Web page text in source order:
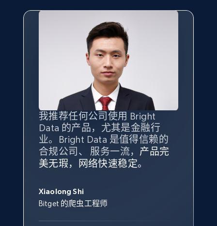
X (formerly Twitter) - Posts - Collecting
Twitter posts URLs
ID, User posted, Name, Description, Date
posted, Photos, URL, Quoted post, and more.
10.4K+ 1.2K+ 注册使用
X (formerly Twitter) - Posts - Getting x
posts by array of profiles
我推荐任何公司使用 Bright
Data 的产品，尤其是金融行
业。Bright Data 是值得信赖的
合规公司、 服务一流， 产品完
美无瑕，网络快速稳定。
Xiaolong Shi
Bitget 的爬虫工程师
Bright Data 拥有自有代理基础
设施，助您持续获取网络数据。
帮助您轻松绕过烦人的验证码
（CAPTCHA）。
根据我的使用体验，Bright Data
的服务价值不可估量。Bright
共网络数据以满足需求，并通过
其支持团队和开发团队，让我们
最重要的是拥有质量 最好、
最多的数据，而这正是 Bright
Data 和 tgndata 发挥作用的地
方。
tgndata 的首席执行官 (CEO)
我们对 Bright Data 的可靠性印
象深刻，对整体服务也非常满
沟通，他的协助对我们非常有帮
助。
我们对与 Bright Data 的合作感
到非常满意。各方面都很不错，
服务和支持团队也非常认可。